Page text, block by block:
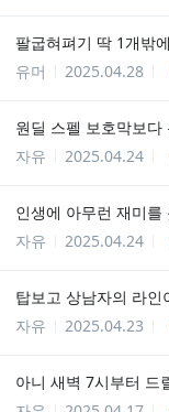
팔굽혀펴기 딱 1개밖
유머
2025.04.28
원딜 스펠 보호막보
자유
2025.04.24
인생에 아무런 재미를
자유
2025.04.24
탑보고 상남자의 라
자유
2025.04.23
아니 새벽 7시부터 드